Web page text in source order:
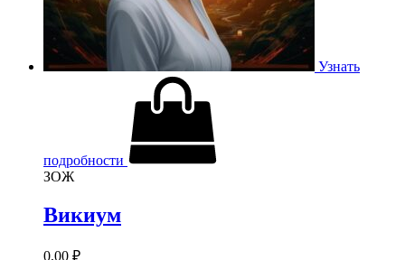
Узнать
подробности
ЗОЖ
Викиум
0,00 ₽